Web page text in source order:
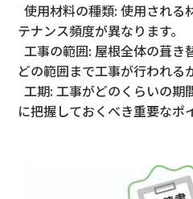
使用材料の種類: 使用される
テナンス頻度が異なります。
工事の範囲: 屋根全体の葺き
どの範囲まで工事が行われる
工期: 工事がどのくらいの期
に把握しておくべき重要なポ